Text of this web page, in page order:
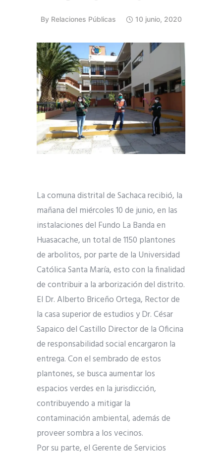
By Relaciones Públicas 10 junio, 2020
La comuna distrital de Sachaca recibió, la
mañana del miércoles 10 de junio, en las
instalaciones del Fundo La Banda en
Huasacache, un total de 1150 plantones
de arbolitos, por parte de la Universidad
Católica Santa María, esto con la finalidad
de contribuir a la arborización del distrito.
El Dr. Alberto Briceño Ortega, Rector de
la casa superior de estudios y Dr. César
Sapaico del Castillo Director de la Oficina
de responsabilidad social encargaron la
entrega. Con el sembrado de estos
plantones, se busca aumentar los
espacios verdes en la jurisdicción,
contribuyendo a mitigar la
contaminación ambiental, además de
proveer sombra a los vecinos.
Por su parte, el Gerente de Servicios